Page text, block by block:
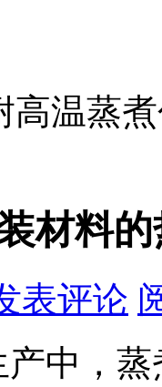
高温蒸
材料
表评论
中，